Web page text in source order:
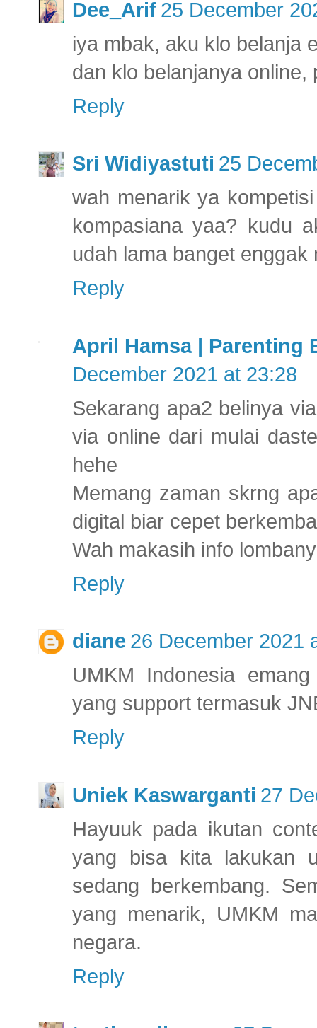
Dee_Arif 25 December
iya mbak, aku klo belanja
dan klo belanjanya
Reply
Sri Widiyastuti 25
wah menarik ya
kompasiana yaa? kudu
udah lama banget
Reply
April Hamsa | Parenting
December 2021 at 23:28
Sekarang apa2 belinya
via online dari mulai
hehe
Memang zaman skrng
digital biar cepet
Wah makasih info
Reply
diane 26 December 2021
UMKM Indonesia
yang support termasuk
Reply
Uniek Kaswarganti 27
Hayuuk pada ikutan
yang bisa kita lakukan
sedang berkembang.
yang menarik, UMKM
negara.
Reply